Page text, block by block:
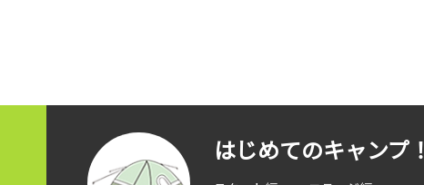
はじめてのキャンプ！